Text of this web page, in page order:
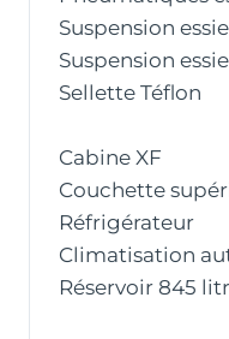
Suspension
Suspension
Sellette Téflon
Cabine XF
Couchette
Réfrigérateur
Climatisation
Réservoir 845